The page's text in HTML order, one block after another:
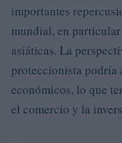
importantes
mundial, en
asiáticas. La
proteccionista
económicos, lo que
el comercio y la